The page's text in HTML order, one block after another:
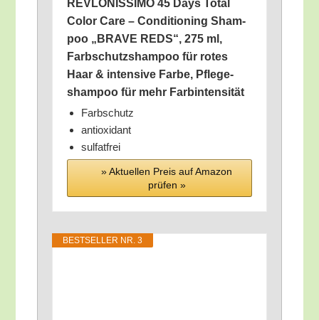
REVLONISSIMO 45 Days Total
Color Care – Con­di­tio­ning Sham­
poo „BRAVE REDS“, 275 ml,
Farb­schutz­sham­poo für rotes
Haar & inten­si­ve Far­be, Pfle­ge­
sham­poo für mehr Farbintensität
Farb­schutz
anti­oxi­dant
sul­fat­frei
» Aktu­el­len Preis auf Ama­zon
prü­fen »
BEST­SEL­LER NR. 3